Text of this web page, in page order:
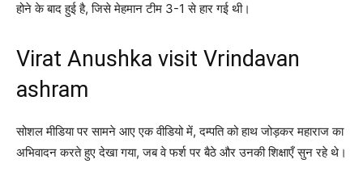
होने के बाद हुई है, जिसे मेहमान टीम 3-1 से हार गई थी।
Virat Anushka visit Vrindavan
ashram
सोशल मीडिया पर सामने आए एक वीडियो में, दम्पति को हाथ जोड़कर महाराज का
अभिवादन करते हुए देखा गया, जब वे फर्श पर बैठे और उनकी शिक्षाएँ सुन रहे थे।